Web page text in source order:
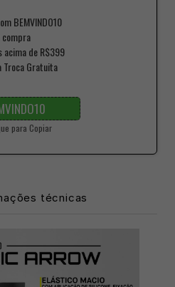
BEMVINDO10
acima de R$399
Troca Gratuita
para Copiar
técnicas